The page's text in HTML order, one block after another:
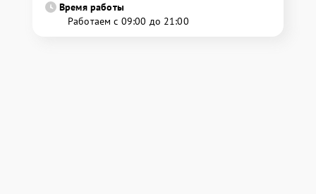
Время работы
Работаем с 09:00 до 21:00